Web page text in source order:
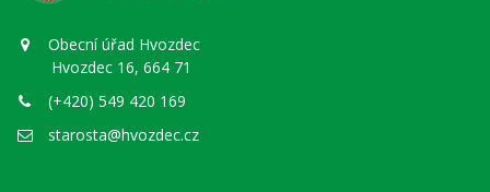
Obecní úřad Hvozdec
Hvozdec 16, 664 71
(+420) 549 420 169
starosta@hvozdec.cz